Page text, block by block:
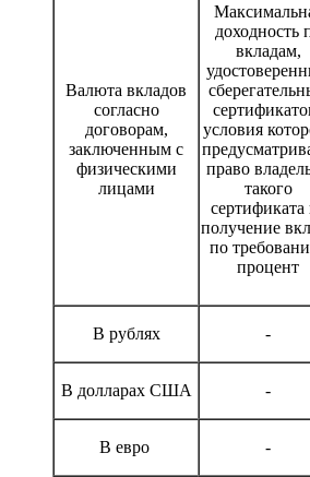
Валюта вкладов
согласно
договорам,
заключенным с
физическими
лицами
доходность
вкладам,
условия
право
такого
сертификата
получение
по
процент
В рублях -
В долларах США -
В евро -